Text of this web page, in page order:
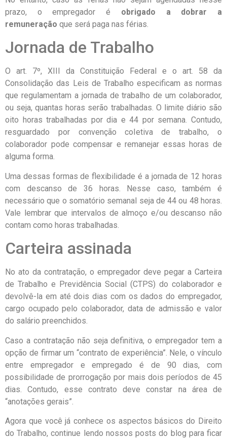
prazo, o empregador é obrigado a dobrar a
remuneração que será paga nas férias.
Jornada de Trabalho
O art. 7º, XIII da Constituição Federal e o art. 58 da
Consolidação das Leis de Trabalho especificam as normas
que regulamentam a jornada de trabalho de um colaborador,
ou seja, quantas horas serão trabalhadas. O limite diário são
oito horas trabalhadas por dia e 44 por semana. Contudo,
resguardado por convenção coletiva de trabalho, o
colaborador pode compensar e remanejar essas horas de
alguma forma.
Uma dessas formas de flexibilidade é a jornada de 12 horas
com descanso de 36 horas. Nesse caso, também é
necessário que o somatório semanal seja de 44 ou 48 horas.
Vale lembrar que intervalos de almoço e/ou descanso não
contam como horas trabalhadas.
Carteira assinada
No ato da contratação, o empregador deve pegar a Carteira
de Trabalho e Previdência Social (CTPS) do colaborador e
devolvê-la em até dois dias com os dados do empregador,
cargo ocupado pelo colaborador, data de admissão e valor
do salário preenchidos.
Caso a contratação não seja definitiva, o empregador tem a
opção de firmar um “contrato de experiência”. Nele, o vínculo
entre empregador e empregado é de 90 dias, com
possibilidade de prorrogação por mais dois períodos de 45
dias. Contudo, esse contrato deve constar na área de
“anotações gerais”.
Agora que você já conhece os aspectos básicos do Direito
do Trabalho, continue lendo nossos posts do blog para ficar